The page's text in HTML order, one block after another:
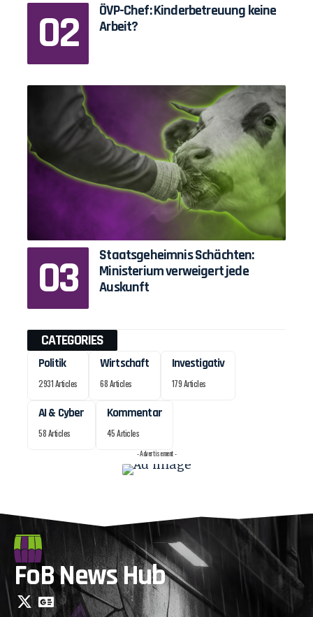
ÖVP-Chef: Kinderbetreuung keine
Arbeit?
Staatsgeheimnis Schächten:
Ministerium verweigert jede
Auskunft
CATEGORIES
Politik
2931 Articles
Wirtschaft
68 Articles
Investigativ
179 Articles
AI & Cyber
58 Articles
Kommentar
45 Articles
- Advertisement -
FoB News Hub